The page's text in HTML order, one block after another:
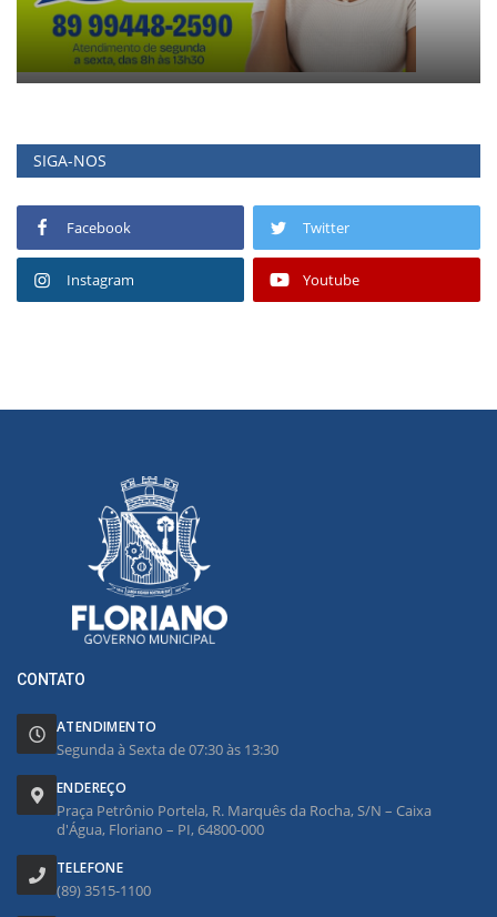
SIGA-NOS
Facebook Twitter
Instagram Youtube
CONTATO
ATENDIMENTO
Segunda à Sexta de 07:30 às 13:30
ENDEREÇO
Praça Petrônio Portela, R. Marquês da Rocha, S/N – Caixa
d'Água, Floriano – PI, 64800-000
TELEFONE
(89) 3515-1100